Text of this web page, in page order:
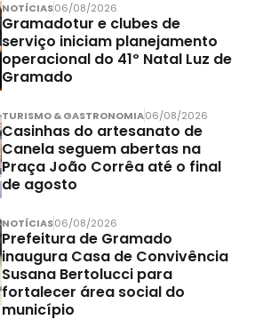
NOTÍCIAS06/08/2026
Gramadotur e clubes de
serviço iniciam planejamento
operacional do 41º Natal Luz de
Gramado
TURISMO & GASTRONOMIA06/08/2026
Casinhas do artesanato de
Canela seguem abertas na
Praça João Corrêa até o final
de agosto
NOTÍCIAS06/08/2026
Prefeitura de Gramado
inaugura Casa de Convivência
Susana Bertolucci para
fortalecer área social do
município